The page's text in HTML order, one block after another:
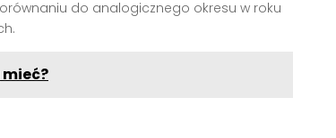
do analogicznego okresu w roku